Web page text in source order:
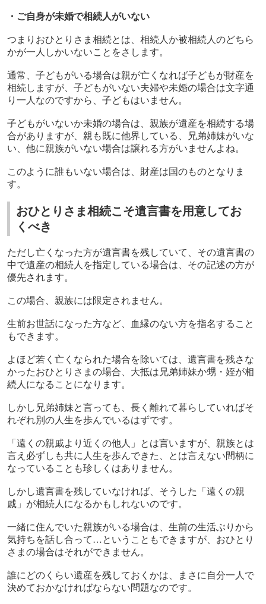
・ご自身が未婚で相続人がいない
つまりおひとりさま相続とは、相続人か被相続人のどちら
かが一人しかいないことをさします。
通常、子どもがいる場合は親が亡くなれば子どもが財産を
相続しますが、子どもがいない夫婦や未婚の場合は文字通
り一人なのですから、子どもはいません。
子どもがいないか未婚の場合は、親族が遺産を相続する場
合がありますが、親も既に他界している、兄弟姉妹がいな
い、他に親族がいない場合は譲れる方がいませんよね。
このように誰もいない場合は、財産は国のものとなりま
す。
おひとりさま相続こそ遺言書を用意してお
くべき
ただし亡くなった方が遺言書を残していて、その遺言書の
中で遺産の相続人を指定している場合は、その記述の方が
優先されます。
この場合、親族には限定されません。
生前お世話になった方など、血縁のない方を指名すること
もできます。
よほど若く亡くなられた場合を除いては、遺言書を残さな
かったおひとりさまの場合、大抵は兄弟姉妹か甥・姪が相
続人になることになります。
しかし兄弟姉妹と言っても、長く離れて暮らしていればそ
れぞれ別の人生を歩んでいるはずです。
「遠くの親戚より近くの他人」とは言いますが、親族とは
言え必ずしも共に人生を歩んできた、とは言えない間柄に
なっていることも珍しくはありません。
しかし遺言書を残していなければ、そうした「遠くの親
戚」が相続人になるかもしれないのです。
一緒に住んでいた親族がいる場合は、生前の生活ぶりから
気持ちを話し合って…ということもできますが、おひとり
さまの場合はそれができません。
誰にどのくらい遺産を残しておくかは、まさに自分一人で
決めておかなければならない問題なのです。